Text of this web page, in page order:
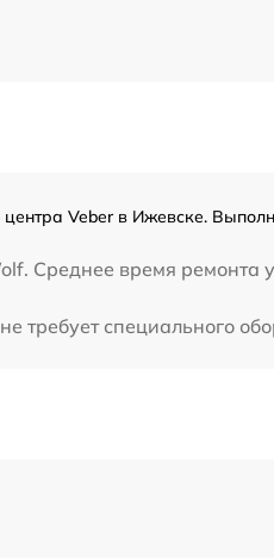
Veber в Ижевске.
Среднее время ремонта
требует специального